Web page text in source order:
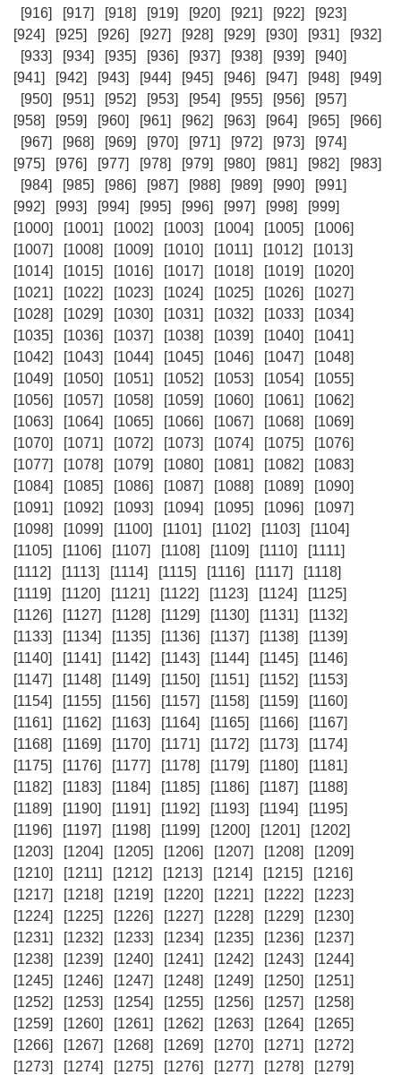
[916] [917] [918] [919] [920] [921] [922]
[923]
[924]
[925] [926] [927] [928] [929] [930] [931]
[932]
[933]
[934] [935] [936] [937] [938] [939]
[940]
[941]
[942] [943] [944] [945] [946] [947] [948]
[949]
[950]
[951] [952] [953] [954] [955] [956]
[957]
[958]
[959] [960] [961] [962] [963] [964] [965]
[966]
[967]
[968] [969] [970] [971] [972] [973]
[974]
[975]
[976] [977] [978] [979] [980] [981] [982]
[983]
[984]
[985] [986] [987] [988] [989] [990]
[991]
[992]
[993] [994] [995] [996] [997] [998]
[999]
[1000]
[1001] [1002] [1003] [1004] [1005]
[1006]
[1007]
[1008] [1009] [1010] [1011] [1012]
[1013]
[1014]
[1015] [1016] [1017] [1018] [1019]
[1020]
[1021]
[1022] [1023] [1024] [1025] [1026]
[1027]
[1028]
[1029] [1030] [1031] [1032] [1033]
[1034]
[1035]
[1036] [1037] [1038] [1039] [1040]
[1041]
[1042]
[1043] [1044] [1045] [1046] [1047]
[1048]
[1049]
[1050] [1051] [1052] [1053] [1054]
[1055]
[1056]
[1057] [1058] [1059] [1060] [1061]
[1062]
[1063]
[1064] [1065] [1066] [1067] [1068]
[1069]
[1070]
[1071] [1072] [1073] [1074] [1075]
[1076]
[1077]
[1078] [1079] [1080] [1081] [1082]
[1083]
[1084]
[1085] [1086] [1087] [1088] [1089]
[1090]
[1091]
[1092] [1093] [1094] [1095] [1096]
[1097]
[1098]
[1099] [1100] [1101] [1102] [1103]
[1104]
[1105]
[1106] [1107] [1108] [1109] [1110]
[1111]
[1112]
[1113] [1114] [1115] [1116] [1117]
[1118]
[1119]
[1120] [1121] [1122] [1123] [1124]
[1125]
[1126]
[1127] [1128] [1129] [1130] [1131]
[1132]
[1133]
[1134] [1135] [1136] [1137] [1138]
[1139]
[1140]
[1141] [1142] [1143] [1144] [1145]
[1146]
[1147]
[1148] [1149] [1150] [1151] [1152]
[1153]
[1154]
[1155] [1156] [1157] [1158] [1159]
[1160]
[1161]
[1162] [1163] [1164] [1165] [1166]
[1167]
[1168]
[1169] [1170] [1171] [1172] [1173]
[1174]
[1175]
[1176] [1177] [1178] [1179] [1180]
[1181]
[1182]
[1183] [1184] [1185] [1186] [1187]
[1188]
[1189]
[1190] [1191] [1192] [1193] [1194]
[1195]
[1196]
[1197] [1198] [1199] [1200] [1201]
[1202]
[1203]
[1204] [1205] [1206] [1207] [1208]
[1209]
[1210]
[1211] [1212] [1213] [1214] [1215]
[1216]
[1217]
[1218] [1219] [1220] [1221] [1222]
[1223]
[1224]
[1225] [1226] [1227] [1228] [1229]
[1230]
[1231]
[1232] [1233] [1234] [1235] [1236]
[1237]
[1238]
[1239] [1240] [1241] [1242] [1243]
[1244]
[1245]
[1246] [1247] [1248] [1249] [1250]
[1251]
[1252]
[1253] [1254] [1255] [1256] [1257]
[1258]
[1259]
[1260] [1261] [1262] [1263] [1264]
[1265]
[1266]
[1267] [1268] [1269] [1270] [1271]
[1272]
[1273]
[1274] [1275] [1276] [1277] [1278]
[1279]